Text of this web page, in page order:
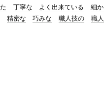
丁寧な よく出来ている 細
精密な 巧みな 職人技の 職